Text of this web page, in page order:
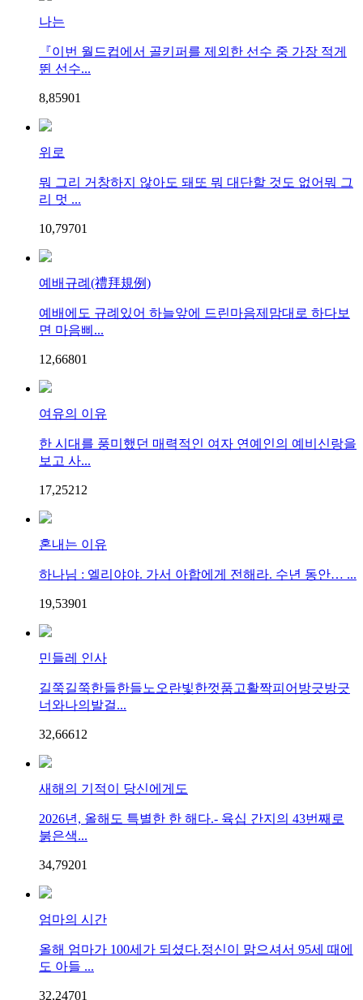
나는
『이번 월드컵에서 골키퍼를 제외한 선수 중 가장 적게
뛴 선수...
8,85901
위로
뭐 그리 거창하지 않아도 돼또 뭐 대단할 것도 없어뭐 그
리 멋 ...
10,79701
예배규례(禮拜規例)
예배에도 규례있어 하늘앞에 드린마음제맘대로 하다보
면 마음삐...
12,66801
여유의 이유
한 시대를 풍미했던 매력적인 여자 연예인의 예비신랑을
보고 사...
17,25212
혼내는 이유
하나님 : 엘리야야. 가서 아합에게 전해라. 수년 동안… ...
19,53901
민들레 인사
길쭉길쭉한들한들노오란빛한껏품고활짝피어방긋방긋
너와나의발걸...
32,66612
새해의 기적이 당신에게도
2026년, 올해도 특별한 한 해다.- 육십 간지의 43번째로
붉은색...
34,79201
엄마의 시간
올해 엄마가 100세가 되셨다.정신이 맑으셔서 95세 때에
도 아들 ...
32,24701